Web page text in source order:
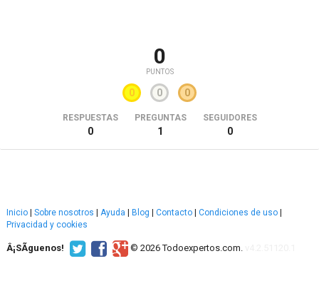
0
PUNTOS
0 0 0
RESPUESTAS
0
PREGUNTAS
1
SEGUIDORES
0
Inicio Sobre nosotros Ayuda Blog Contacto Condiciones de uso
Privacidad y cookies
Â¡SÃ­guenos! © 2026 Todoexpertos.com.